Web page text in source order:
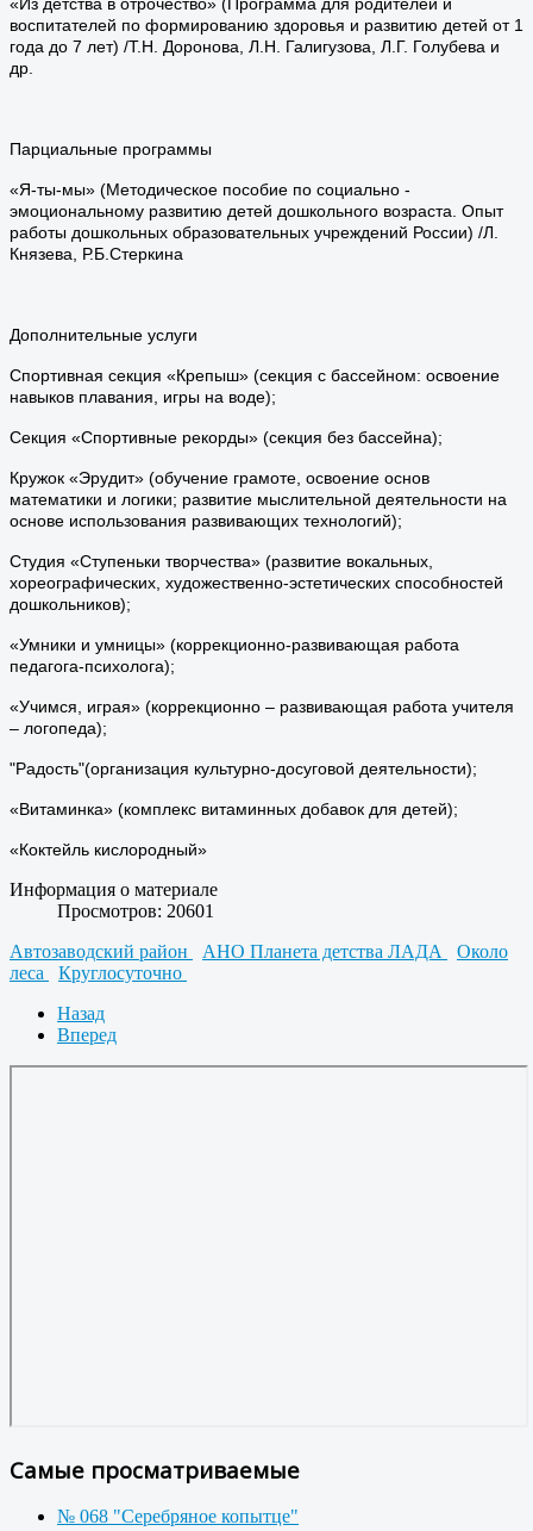
воспитателей по формированию здоровья и развитию детей от 1
года до 7 лет) /Т.Н. Доронова, Л.Н. Галигузова, Л.Г. Голубева и
др.
Парциальные программы
«Я-ты-мы» (Методическое пособие по социально -
эмоциональному развитию детей дошкольного возраста. Опыт
работы дошкольных образовательных учреждений России) /Л.
Князева, Р.Б.Стеркина
Дополнительные услуги
Спортивная секция «Крепыш» (секция с бассейном: освоение
навыков плавания, игры на воде);
Секция «Спортивные рекорды» (секция без бассейна);
Кружок «Эрудит» (обучение грамоте, освоение основ
математики и логики; развитие мыслительной деятельности на
основе использования развивающих технологий);
Студия «Ступеньки творчества» (развитие вокальных,
хореографических, художественно-эстетических способностей
дошкольников);
«Умники и умницы» (коррекционно-развивающая работа
педагога-психолога);
«Учимся, играя» (коррекционно – развивающая работа учителя
– логопеда);
"Радость"(организация культурно-досуговой деятельности);
«Витаминка» (комплекс витаминных добавок для детей);
«Коктейль кислородный»
Информация о материале
Просмотров: 20601
Автозаводский район
АНО Планета детства ЛАДА
Около
леса
Круглосуточно
Назад
Вперед
Самые просматриваемые
№ 068 "Серебряное копытце"